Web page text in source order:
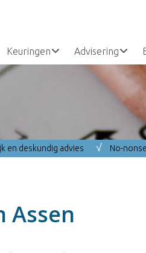
Keuringen Advisering
en deskundig advies √ No-
Assen